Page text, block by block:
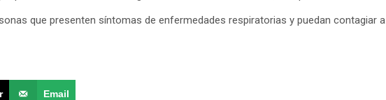
que presenten síntomas de enfermedades respiratorias y puedan contagiar a
Email